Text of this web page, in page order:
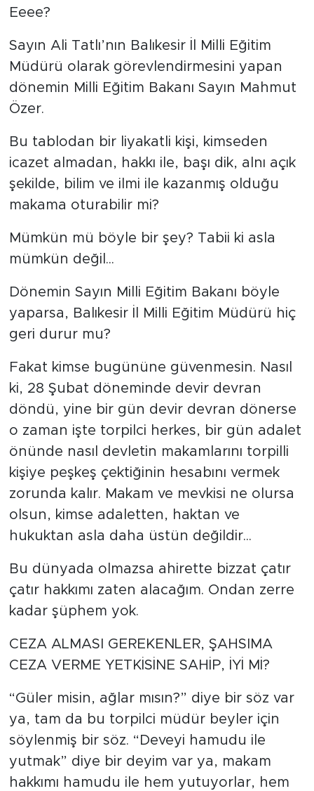
Eeee?
Sayın Ali Tatlı’nın Balıkesir İl Milli Eğitim
Müdürü olarak görevlendirmesini yapan
dönemin Milli Eğitim Bakanı Sayın Mahmut
Özer.
Bu tablodan bir liyakatli kişi, kimseden
icazet almadan, hakkı ile, başı dik, alnı açık
şekilde, bilim ve ilmi ile kazanmış olduğu
makama oturabilir mi?
Mümkün mü böyle bir şey? Tabii ki asla
mümkün değil...
Dönemin Sayın Milli Eğitim Bakanı böyle
yaparsa, Balıkesir İl Milli Eğitim Müdürü hiç
geri durur mu?
Fakat kimse bugününe güvenmesin. Nasıl
ki, 28 Şubat döneminde devir devran
döndü, yine bir gün devir devran dönerse
o zaman işte torpilci herkes, bir gün adalet
önünde nasıl devletin makamlarını torpilli
kişiye peşkeş çektiğinin hesabını vermek
zorunda kalır. Makam ve mevkisi ne olursa
olsun, kimse adaletten, haktan ve
hukuktan asla daha üstün değildir...
Bu dünyada olmazsa ahirette bizzat çatır
çatır hakkımı zaten alacağım. Ondan zerre
kadar şüphem yok.
CEZA ALMASI GEREKENLER, ŞAHSIMA
CEZA VERME YETKİSİNE SAHİP, İYİ Mİ?
“Güler misin, ağlar mısın?” diye bir söz var
ya, tam da bu torpilci müdür beyler için
söylenmiş bir söz. “Deveyi hamudu ile
yutmak” diye bir deyim var ya, makam
hakkımı hamudu ile hem yutuyorlar, hem